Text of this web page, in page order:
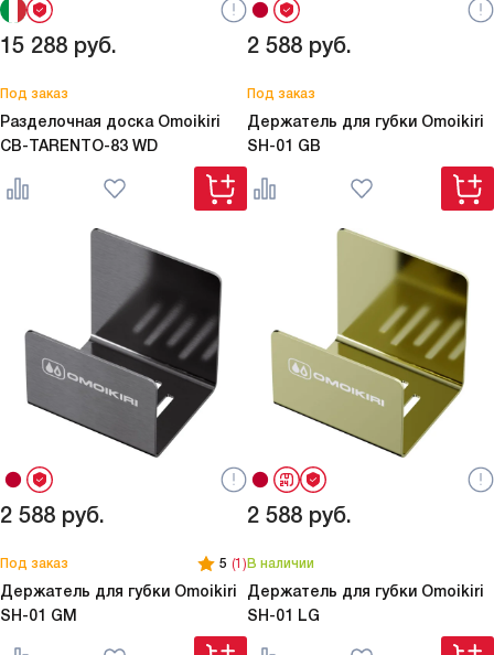
15 288 руб.
Под заказ
Разделочная доска Omoikiri
CB-TARENTO-83 WD
2 588 руб.
Под заказ
Держатель для губки Omoikiri
SH-01 GB
2 588 руб.
Под заказ 5 (1)
Держатель для губки Omoikiri
SH-01 GM
2 588 руб.
В наличии
Держатель для губки Omoikiri
SH-01 LG